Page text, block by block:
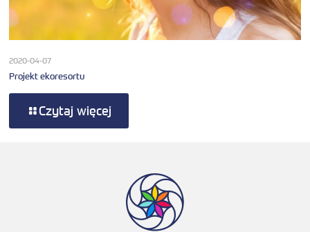
2020-04-07
Projekt ekoresortu
Czytaj więcej